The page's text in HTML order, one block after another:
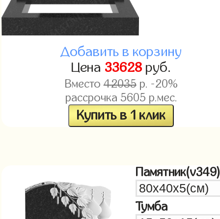
Добавить в корзину
Цена 33628 руб.
Вместо42035р. -20%
рассрочка 5605 р.мес.
Купить в 1 клик
Памятник(v349)
Тумба